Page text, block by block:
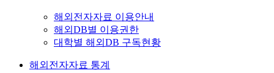
해외전자자료 이용안내
해외DB별 이용권한
대학별 해외DB 구독현황
해외전자자료 통계